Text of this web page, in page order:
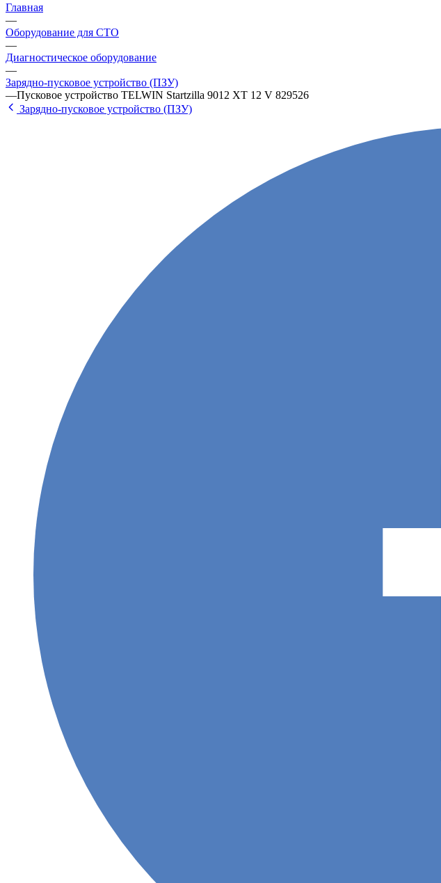
Главная
—
Оборудование для СТО
—
Диагностическое оборудование
—
Зарядно-пусковое устройство (ПЗУ)
—Пусковое устройство TELWIN Startzilla 9012 XT 12 V 829526
Зарядно-пусковое устройство (ПЗУ)